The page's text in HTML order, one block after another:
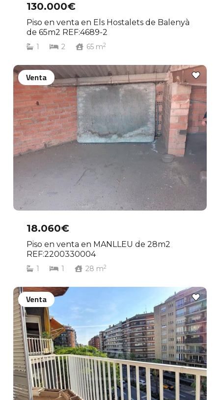
130.000€
Piso en venta en Els Hostalets de Balenyà
de 65m2 REF:4689-2
1 2 65m2
18.060€
Piso en venta en MANLLEU de 28m2
REF:2200330004
1 1 28 m2
Venta
Venta